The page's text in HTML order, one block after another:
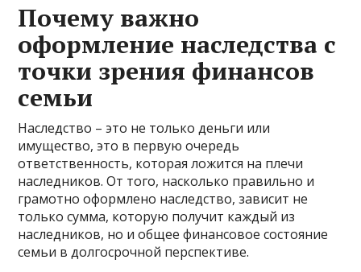
Почему важно
оформление наследства с
точки зрения финансов
семьи
Наследство – это не только деньги или
имущество, это в первую очередь
ответственность, которая ложится на плечи
наследников. От того, насколько правильно и
грамотно оформлено наследство, зависит не
только сумма, которую получит каждый из
наследников, но и общее финансовое состояние
семьи в долгосрочной перспективе.